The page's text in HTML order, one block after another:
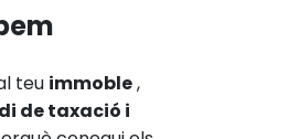
teu immoble,
de taxació i